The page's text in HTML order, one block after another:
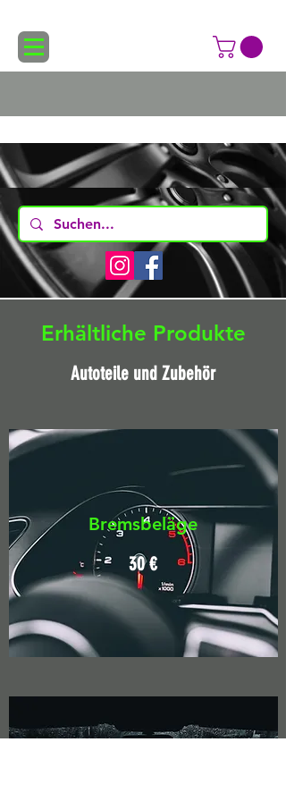
Erhältliche Produkte
Autoteile und Zubehör
Bremsbeläge
30 €